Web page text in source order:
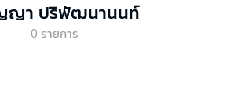
า ปริพัฒนานนท์
0 รายการ